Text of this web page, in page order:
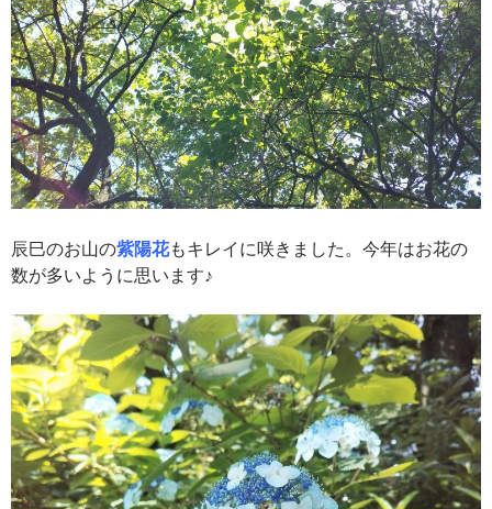
辰巳のお山の紫陽花もキレイに咲きました。今年はお花の
数が多いように思います♪